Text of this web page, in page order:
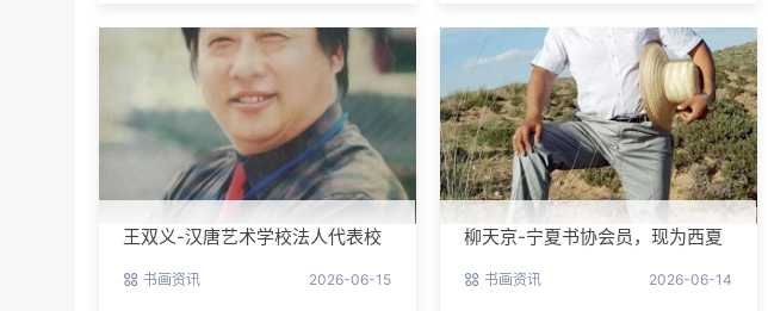
王双义-汉唐艺术学校法人代表校
书画资讯 2026-06-15
柳天京-宁夏书协会员，现为西夏
书画资讯 2026-06-14